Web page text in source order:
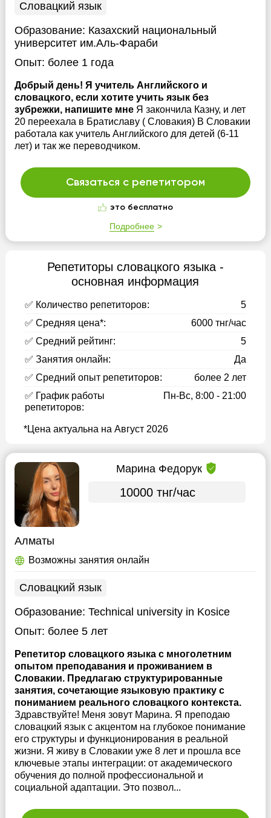
Словацкий язык
Образование: Казахский национальный
университет им.Аль-Фараби
Опыт: более 1 года
Добрый день! Я учитель Английского и
словацкого, если хотите учить язык без
зубрежки, напишите мне Я закончила Казну, и лет
20 переехала в Братиславу ( Словакия) В Словакии
работала как учитель Английского для детей (6-11
лет) и так же переводчиком.
Связаться с репетитором
это бесплатно
Подробнее
Репетиторы словацкого языка -
основная информация
✅ Количество репетиторов:
5
✅ Средняя цена*:
6000 тнг/час
✅ Средний рейтинг:
5
✅ Занятия онлайн:
Да
✅ Средний опыт репетиторов:
более 2 лет
✅ График работы
репетиторов:
Пн-Вс, 8:00 - 21:00
*Цена актуальна на Август 2026
Марина Федорук
10000 тнг/час
Алматы
Возможны занятия онлайн
Словацкий язык
Образование: Technical university in Kosice
Опыт: более 5 лет
Репетитор словацкого языка с многолетним
опытом преподавания и проживанием в
Словакии. Предлагаю структурированные
занятия, сочетающие языковую практику с
пониманием реального словацкого контекста.
Здравствуйте! Меня зовут Марина. Я преподаю
словацкий язык с акцентом на глубокое понимание
его структуры и функционирования в реальной
жизни. Я живу в Словакии уже 8 лет и прошла все
ключевые этапы интеграции: от академического
обучения до полной профессиональной и
социальной адаптации. Это позвол...